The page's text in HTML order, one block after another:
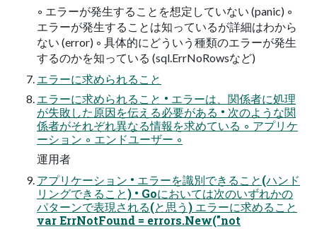
◦ エラーが発生することを想定していない (panic) ◦
エラーが発生することは知っているが詳細はわから
ない (error) ◦ 具体的にどういう種類のエラーが発生
するのかを知っている (sql.ErrNoRowsなど)
エラーに求められること
エラーに求められること • エラーは、関係者に処理
が失敗した原因を伝える必要がある • 次のような関
係者がそれぞれ異なる情報を求めている ◦ アプリケ
ーション ◦ エンドユーザー ◦
運用者
アプリケーション • エラーを識別できること(ハンド
リングできること) • Goにおいては次のいずれかの
パターンで表現される(と思う) エラーに求めること
var ErrNotFound = errors.New("not